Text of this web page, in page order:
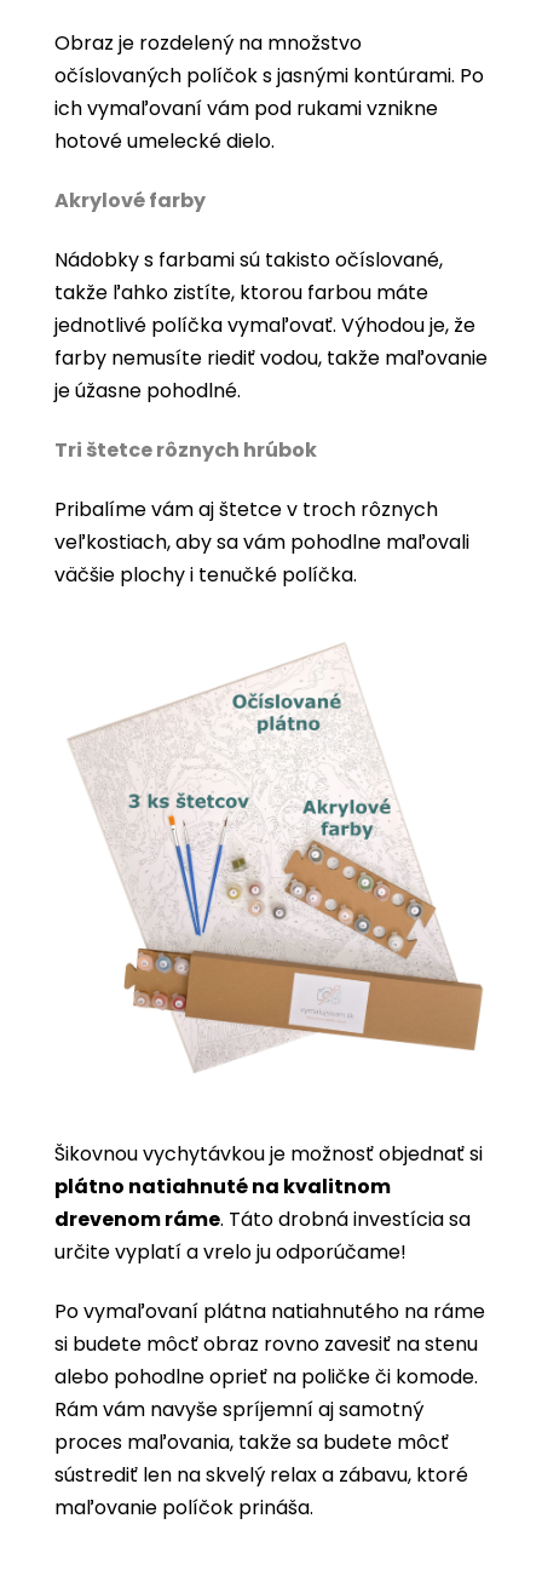
Obraz je rozdelený na množstvo
očíslovaných políčok s jasnými kontúrami. Po
ich vymaľovaní vám pod rukami vznikne
hotové umelecké dielo.
Akrylové farby
Nádobky s farbami sú takisto očíslované,
takže ľahko zistíte, ktorou farbou máte
jednotlivé políčka vymaľovať. Výhodou je, že
farby nemusíte riediť vodou, takže maľovanie
je úžasne pohodlné.
Tri štetce rôznych hrúbok
Pribalíme vám aj štetce v troch rôznych
veľkostiach, aby sa vám pohodlne maľovali
väčšie plochy i tenučké políčka.
Šikovnou vychytávkou je možnosť objednať si
plátno natiahnuté na kvalitnom
drevenom ráme. Táto drobná investícia sa
určite vyplatí a vrelo ju odporúčame!
Po vymaľovaní plátna natiahnutého na ráme
si budete môcť obraz rovno zavesiť na stenu
alebo pohodlne oprieť na poličke či komode.
Rám vám navyše spríjemní aj samotný
proces maľovania, takže sa budete môcť
sústrediť len na skvelý relax a zábavu, ktoré
maľovanie políčok prináša.